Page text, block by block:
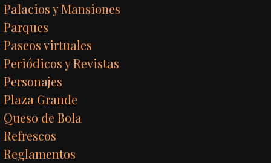
Palacios y Mansiones
Parques
Paseos virtuales
Periódicos y Revistas
Personajes
Plaza Grande
Queso de Bola
Refrescos
Reglamentos